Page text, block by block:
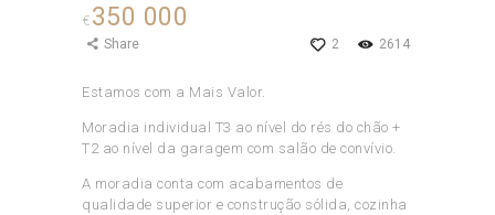
€ 350 000
2614
2
Share
Estamos com a Mais Valor.
Moradia individual T3 ao nível do rés do chão +
T2 ao nível da garagem com salão de convívio.
A moradia conta com acabamentos de
qualidade superior e construção sólida, cozinha